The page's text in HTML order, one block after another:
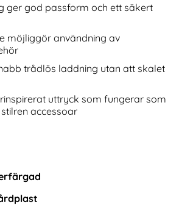
ger god passform och ett säkert
möjliggör användning av
trådlös laddning utan att skalet
uttryck som fungerar som
accessoar
denna produkt